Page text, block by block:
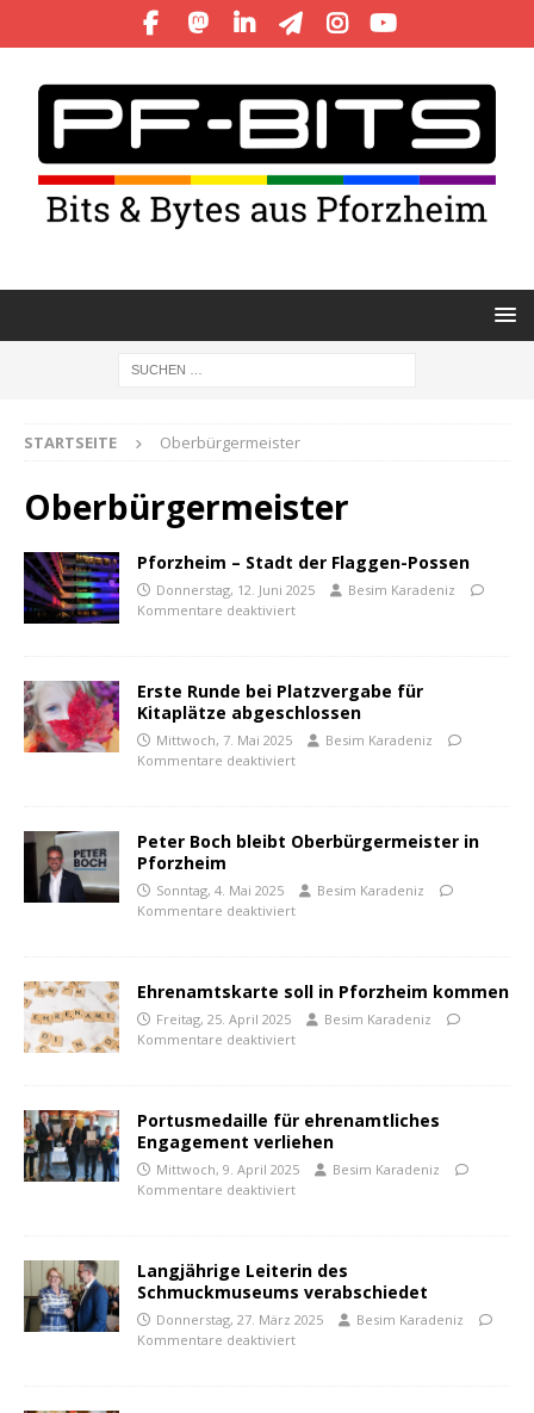
STARTSEITE Oberbürgermeister
Oberbürgermeister
Pforzheim – Stadt der Flaggen-Possen
Donnerstag, 12. Juni 2025
Besim Karadeniz
Kommentare deaktiviert
Erste Runde bei Platzvergabe für
Kitaplätze abgeschlossen
Mittwoch, 7. Mai 2025
Besim Karadeniz
Kommentare deaktiviert
Peter Boch bleibt Oberbürgermeister in
Pforzheim
Sonntag, 4. Mai 2025
Besim Karadeniz
Kommentare deaktiviert
Ehrenamtskarte soll in Pforzheim kommen
Freitag, 25. April 2025
Besim Karadeniz
Kommentare deaktiviert
Portusmedaille für ehrenamtliches
Engagement verliehen
Mittwoch, 9. April 2025
Besim Karadeniz
Kommentare deaktiviert
Langjährige Leiterin des
Schmuckmuseums verabschiedet
Donnerstag, 27. März 2025
Besim Karadeniz
Kommentare deaktiviert